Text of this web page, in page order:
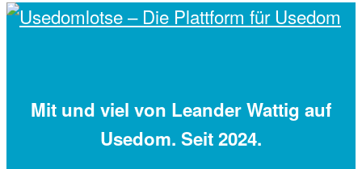
Mit und viel von Leander Wattig auf
Usedom. Seit 2024.